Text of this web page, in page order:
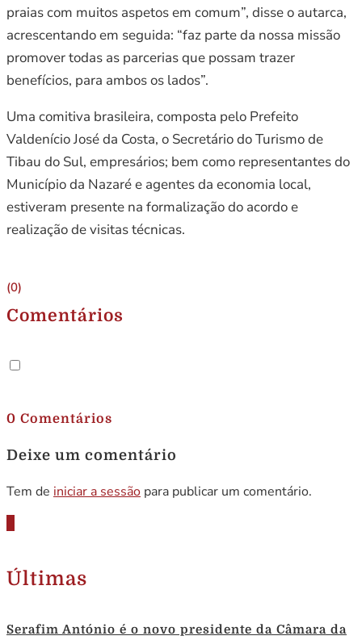
praias com muitos aspetos em comum”, disse o autarca,
acrescentando em seguida: “faz parte da nossa missão
promover todas as parcerias que possam trazer
benefícios, para ambos os lados”.
Uma comitiva brasileira, composta pelo Prefeito
Valdenício José da Costa, o Secretário do Turismo de
Tibau do Sul, empresários; bem como representantes do
Município da Nazaré e agentes da economia local,
estiveram presente na formalização do acordo e
realização de visitas técnicas.
(0)
Comentários
0 Comentários
Deixe um comentário
Tem de iniciar a sessão para publicar um comentário.
Últimas
Serafim António é o novo presidente da Câmara da